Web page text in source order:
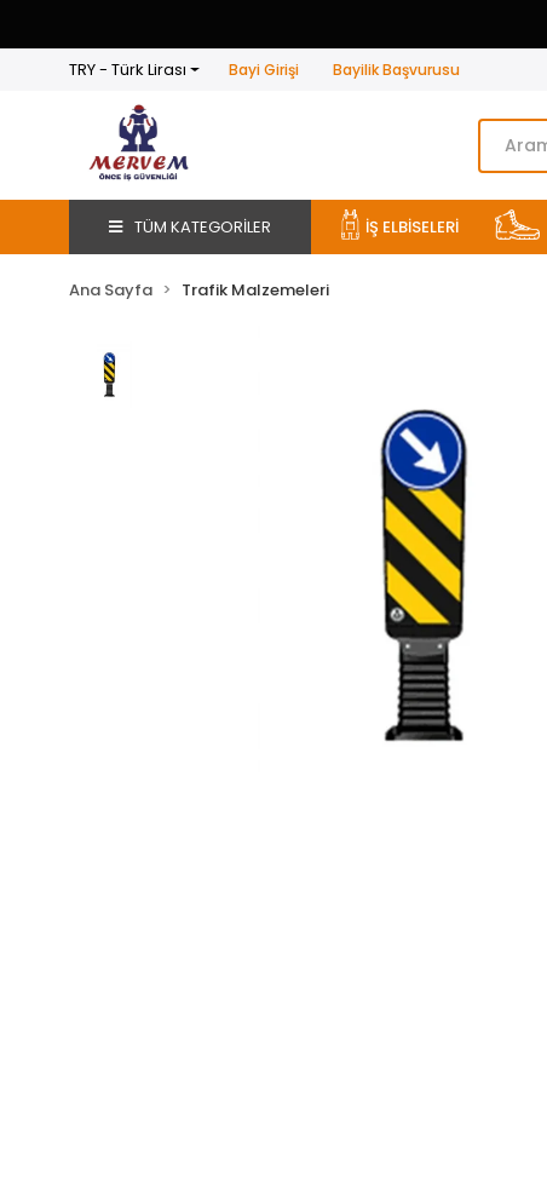
TRY - Türk Lirası Bayi Girişi Bayilik Başvurusu
TÜM KATEGORİLER İŞ ELBİSELERİ
Ana Sayfa Trafik Malzemeleri